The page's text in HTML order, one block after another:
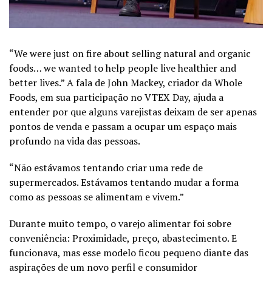
“We were just on fire about selling natural and organic
foods… we wanted to help people live healthier and
better lives.” A fala de John Mackey, criador da Whole
Foods, em sua participação no VTEX Day, ajuda a
entender por que alguns varejistas deixam de ser apenas
pontos de venda e passam a ocupar um espaço mais
profundo na vida das pessoas.
“Não estávamos tentando criar uma rede de
supermercados. Estávamos tentando mudar a forma
como as pessoas se alimentam e vivem.”
Durante muito tempo, o varejo alimentar foi sobre
conveniência: Proximidade, preço, abastecimento. E
funcionava, mas esse modelo ficou pequeno diante das
aspirações de um novo perfil e consumidor